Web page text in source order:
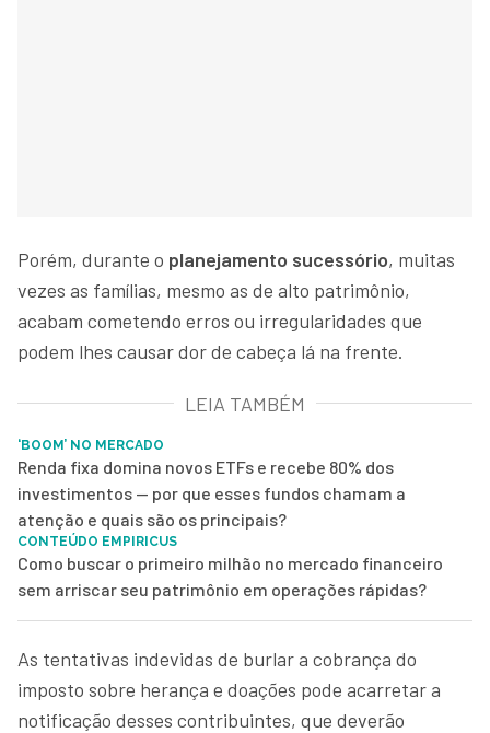
Porém, durante o planejamento sucessório, muitas
vezes as famílias, mesmo as de alto patrimônio,
acabam cometendo erros ou irregularidades que
podem lhes causar dor de cabeça lá na frente.
LEIA TAMBÉM
‘BOOM’ NO MERCADO
Renda fixa domina novos ETFs e recebe 80% dos
investimentos — por que esses fundos chamam a
atenção e quais são os principais?
CONTEÚDO EMPIRICUS
Como buscar o primeiro milhão no mercado financeiro
sem arriscar seu patrimônio em operações rápidas?
As tentativas indevidas de burlar a cobrança do
imposto sobre herança e doações pode acarretar a
notificação desses contribuintes, que deverão